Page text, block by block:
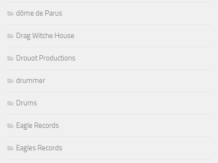
dôme de Parus
Drag Witche House
Drouot Productions
drummer
Drums
Eagle Records
Eagles Records